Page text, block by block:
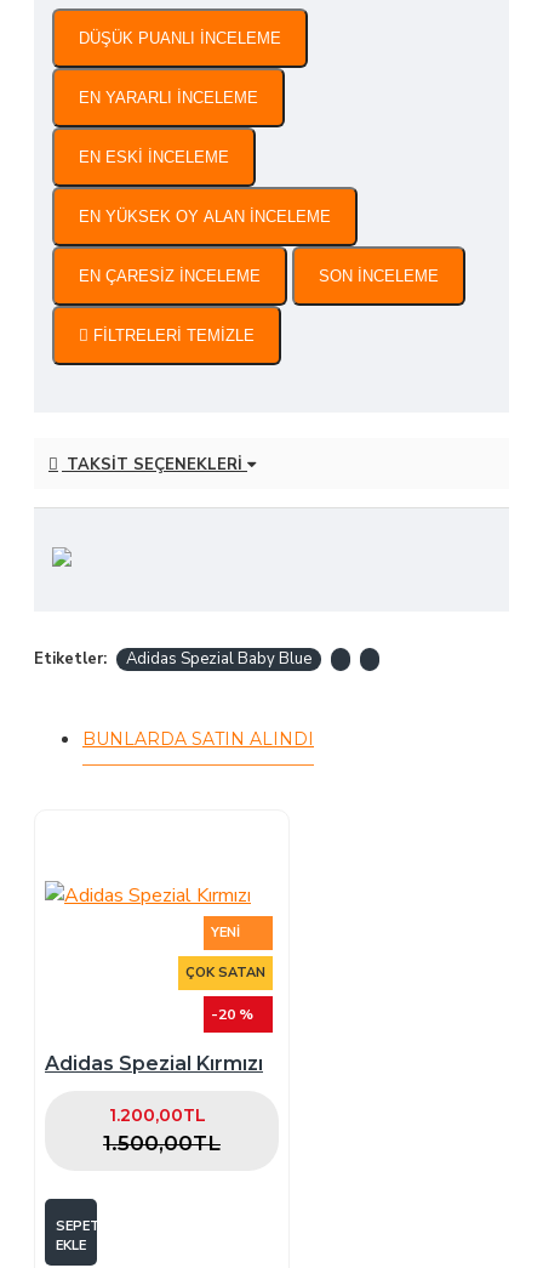
DÜŞÜK PUANLI INCELEME
EN YARARLI İNCELEME
EN ESKI INCELEME
EN YÜKSEK OY ALAN INCELEME
EN ÇARESIZ İNCELEME SON INCELEME
FILTRELERI TEMIZLE
TAKSIT SEÇENEKLERI
Etiketler: Adidas Spezial Baby Blue
BUNLARDA SATIN ALINDI
YENI
ÇOK SATAN
-20 %
Adidas Spezial Kırmızı
1.200,00TL
1.500,00TL
SEPETE
EKLE